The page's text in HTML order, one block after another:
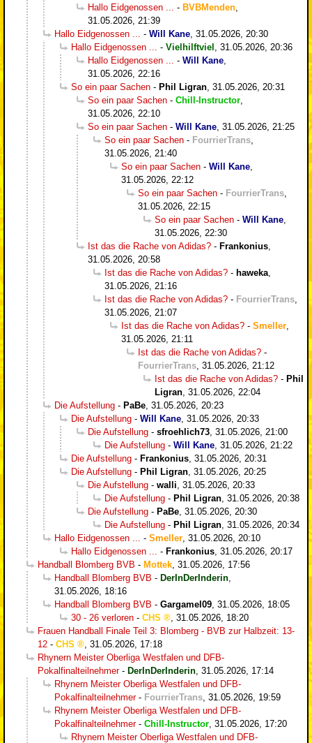
Hallo Eidgenossen ...
- BVBMenden
31.05.2026, 21:39
Hallo Eidgenossen ...
- Will Kane 31.05.2026, 20:30
Hallo Eidgenossen ...
- Vielhilftviel
31.05.2026, 20:36
Hallo Eidgenossen ...
- Will Kane
31.05.2026, 22:16
So ein paar Sachen - Phil Ligran 31.05.2026, 20:31
So ein paar Sachen - Chill-Instructor
31.05.2026, 22:10
So ein paar Sachen - Will Kane 31.05.2026, 21:25
So ein paar Sachen - FourrierTrans
31.05.2026, 21:40
So ein paar Sachen - Will Kane
31.05.2026, 22:12
So ein paar Sachen - FourrierTrans
31.05.2026, 22:15
So ein paar Sachen - Will Kane
31.05.2026, 22:30
Ist das die Rache von Adidas? - Frankonius
31.05.2026, 20:58
Ist das die Rache von Adidas? - haweka
31.05.2026, 21:16
Ist das die Rache von Adidas? - FourrierTrans
31.05.2026, 21:07
Ist das die Rache von Adidas? - Smeller
31.05.2026, 21:11
Ist das die Rache von Adidas? -
FourrierTrans 31.05.2026, 21:12
Ist das die Rache von Adidas? - Phil
Ligran 31.05.2026, 22:04
Die Aufstellung - PaBe 31.05.2026, 20:23
Die Aufstellung - Will Kane 31.05.2026, 20:33
Die Aufstellung - sfroehlich73 31.05.2026, 21:00
Die Aufstellung - Will Kane 31.05.2026, 21:22
Die Aufstellung - Frankonius 31.05.2026, 20:31
Die Aufstellung - Phil Ligran 31.05.2026, 20:25
Die Aufstellung - walli 31.05.2026, 20:33
Die Aufstellung - Phil Ligran 31.05.2026, 20:38
Die Aufstellung - PaBe 31.05.2026, 20:30
Die Aufstellung - Phil Ligran 31.05.2026, 20:34
Hallo Eidgenossen ...
- Smeller 31.05.2026, 20:10
Hallo Eidgenossen ...
- Frankonius 31.05.2026, 20:17
Handball Blomberg BVB - Mottek 31.05.2026, 17:56
Handball Blomberg BVB - DerInDerInderin
31.05.2026, 18:16
Handball Blomberg BVB - Gargamel09 31.05.2026, 18:05
30 - 26 verloren - CHS
31.05.2026, 18:20
Frauen Handball Finale Teil 3: Blomberg - BVB zur Halbzeit: 13-
12 - CHS
31.05.2026, 17:18
Rhynern Meister Oberliga Westfalen und DFB-
Pokalfinalteilnehmer- DerInDerInderin 31.05.2026, 17:14
Rhynern Meister Oberliga Westfalen und DFB-
Pokalfinalteilnehmer- FourrierTrans 31.05.2026, 19:59
Rhynern Meister Oberliga Westfalen und DFB-
Pokalfinalteilnehmer- Chill-Instructor 31.05.2026, 17:20
Rhynern Meister Oberliga Westfalen und DFB-